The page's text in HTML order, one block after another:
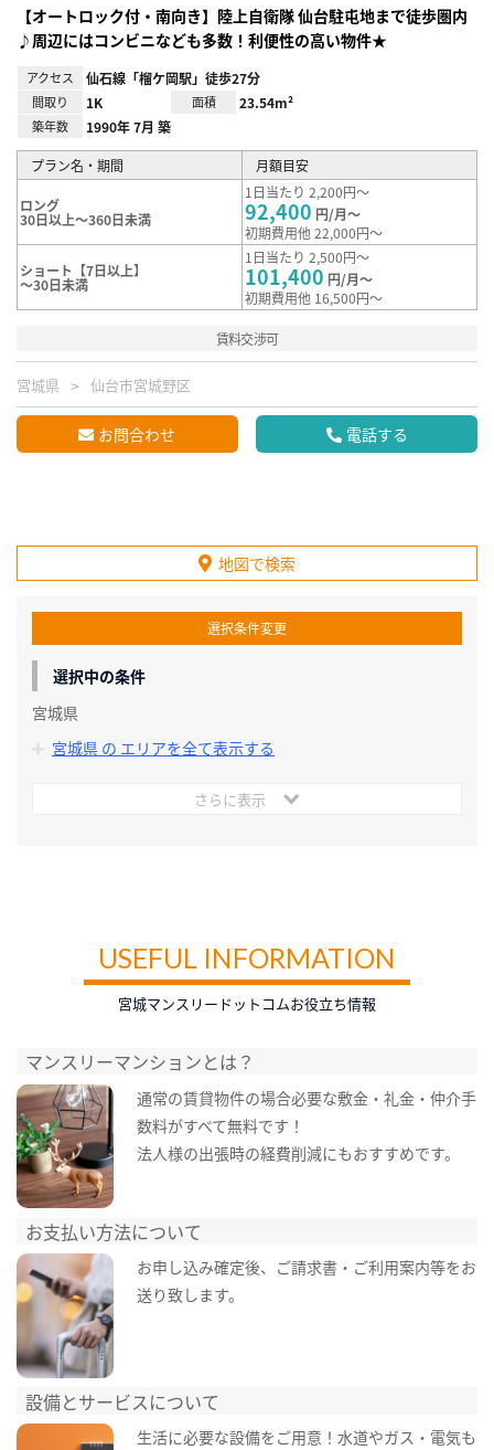
【オートロック付・南向き】陸上自衛隊 仙台駐屯地まで徒歩圏内
♪周辺にはコンビニなども多数！利便性の高い物件★
アクセス 仙石線「榴ケ岡駅」徒歩27分
間取り 1K 面積 23.54m²
築年数 1990年 7月 築
プラン名・期間 月額目安
ロング
30日以上～360日未満
1日当たり 2,200円～
92,400 円/月～
初期費用他 22,000円～
ショート【7日以上】
～30日未満
1日当たり 2,500円～
101,400 円/月～
初期費用他 16,500円～
賃料交渉可
宮城県 仙台市宮城野区
お問合わせ 電話する
地図で検索
選択条件変更
選択中の条件
宮城県
宮城県 の エリアを全て表示する
さらに表示
USEFUL INFORMATION
宮城マンスリードットコムお役立ち情報
マンスリーマンションとは？
通常の賃貸物件の場合必要な敷金・礼金・仲介手
数料がすべて無料です！
法人様の出張時の経費削減にもおすすめです。
お支払い方法について
お申し込み確定後、ご請求書・ご利用案内等をお
送り致します。
設備とサービスについて
生活に必要な設備をご用意！水道やガス・電気も